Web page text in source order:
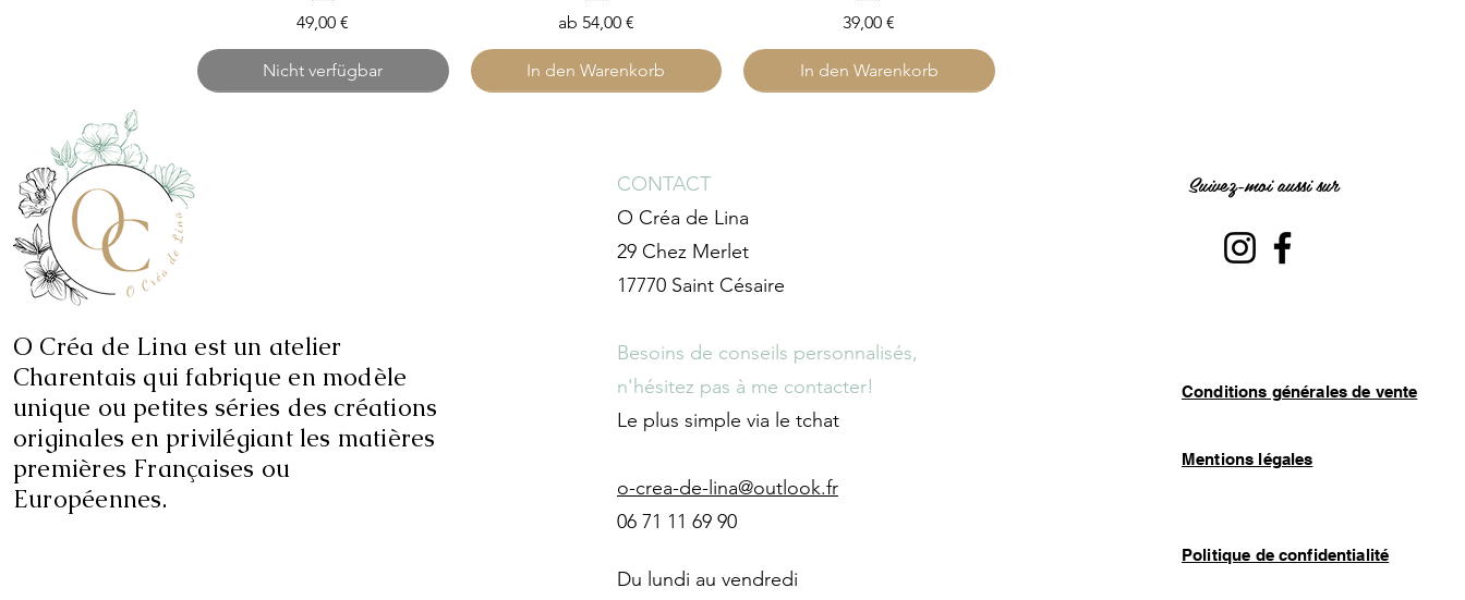
Preis
49,00 €
Nicht verfügbar
ab 54,00 €
Sale-Preis
In den Warenkorb
Preis
39,00 €
In den Warenkorb
O Créa de Lina est un atelier
Charentais qui fabrique en modèle
unique ou petites séries des créations
originales en privilégiant les matières
premières Françaises ou
Européennes.
CONTACT
O Créa de Lina
29 Chez Merlet
17770 Saint Césaire
Besoins de conseils personnalisés,
n'hésitez pas à me contacter!
Le plus simple via le tchat
o-crea-de-lina@outlook.fr
06 71 11 69 90
Du lundi au vendredi
Suivez-moi aussi sur
Conditions générales de vente
Mentions légales
Politique de confidentialité